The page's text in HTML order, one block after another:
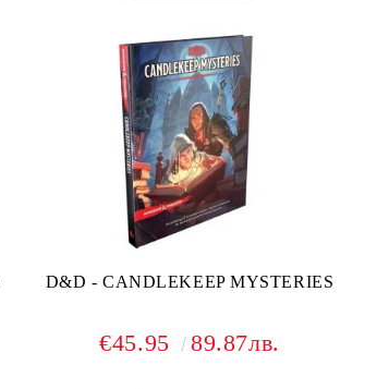
D&D - CANDLEKEEP MYSTERIES
€45.95 89.87лв.